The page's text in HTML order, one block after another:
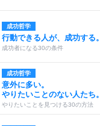
成功哲学
行動できる人が、成功する。
成功者になる30の条件
成功哲学
意外に多い。
やりたいことのない人たち。
やりたいことを見つける30の方法